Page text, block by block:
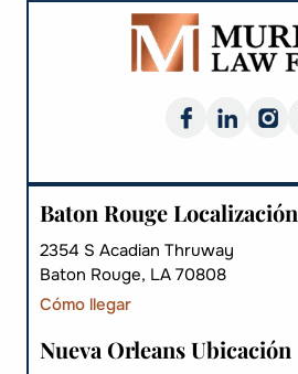
Baton Rouge Localización
2354 S Acadian Thruway
Baton Rouge, LA 70808
Cómo llegar
Nueva Orleans Ubicación